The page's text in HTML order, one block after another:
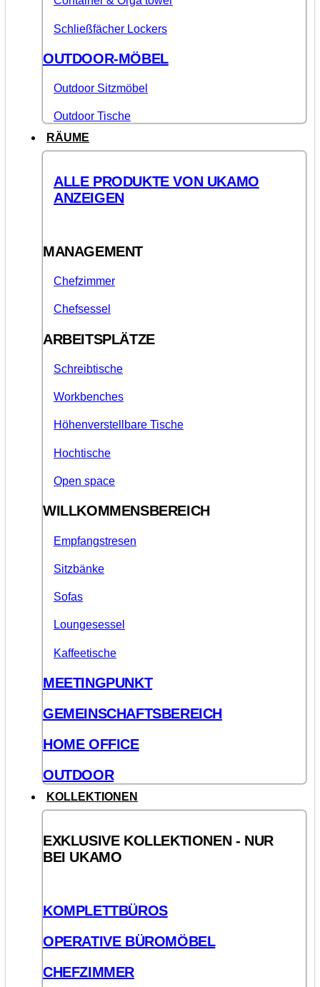
Schließfächer Lockers
OUTDOOR-MÖBEL
Outdoor Sitzmöbel
Outdoor Tische
RÄUME
ALLE PRODUKTE VON UKAMO
ANZEIGEN
MANAGEMENT
Chefzimmer
Chefsessel
ARBEITSPLÄTZE
Schreibtische
Workbenches
Höhenverstellbare Tische
Hochtische
Open space
WILLKOMMENSBEREICH
Empfangstresen
Sitzbänke
Sofas
Loungesessel
Kaffeetische
MEETINGPUNKT
GEMEINSCHAFTSBEREICH
HOME OFFICE
OUTDOOR
KOLLEKTIONEN
EXKLUSIVE KOLLEKTIONEN - NUR
BEI UKAMO
KOMPLETTBÜROS
OPERATIVE BÜROMÖBEL
CHEFZIMMER